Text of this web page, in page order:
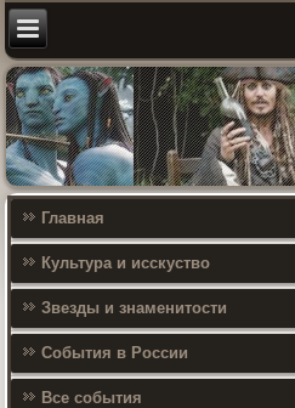
Главная
Культура и исскуство
Звезды и знаменитости
События в России
Все события